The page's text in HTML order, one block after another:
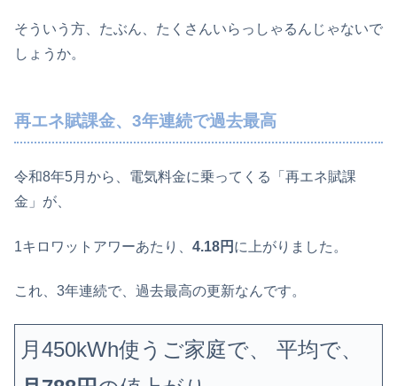
そういう方、たぶん、たくさんいらっしゃるんじゃないで
しょうか。
再エネ賦課金、3年連続で過去最高
令和8年5月から、電気料金に乗ってくる「再エネ賦課
金」が、
1キロワットアワーあたり、 4.18円 に上がりました。
これ、3年連続で、過去最高の更新なんです。
月450kWh使うご家庭で、 平均で、